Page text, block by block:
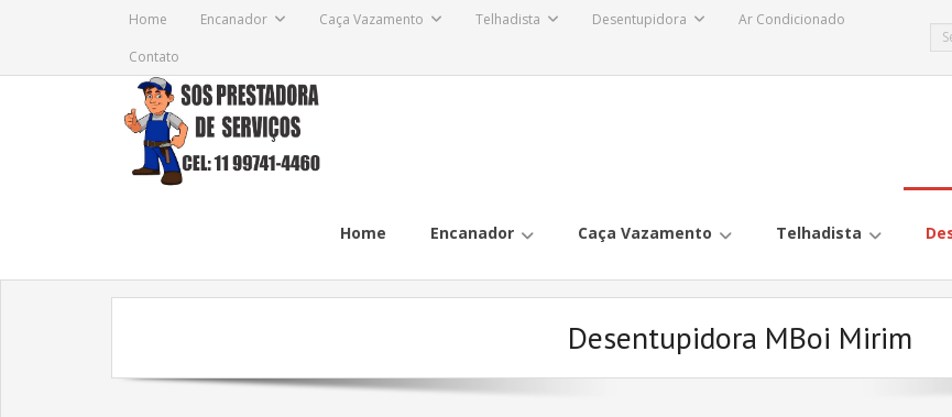
Home Encanador Caça Vazamento Telhadista Desentupidora
Ar Condicionado
Contato
Home Encanador Caça Vazamento Telhadista
Desentupidora MBoi Mirim